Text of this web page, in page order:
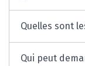
Quelles sont
Qui peut